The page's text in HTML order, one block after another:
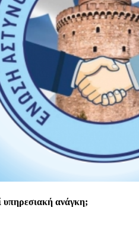
υπηρεσιακή ανάγκη;